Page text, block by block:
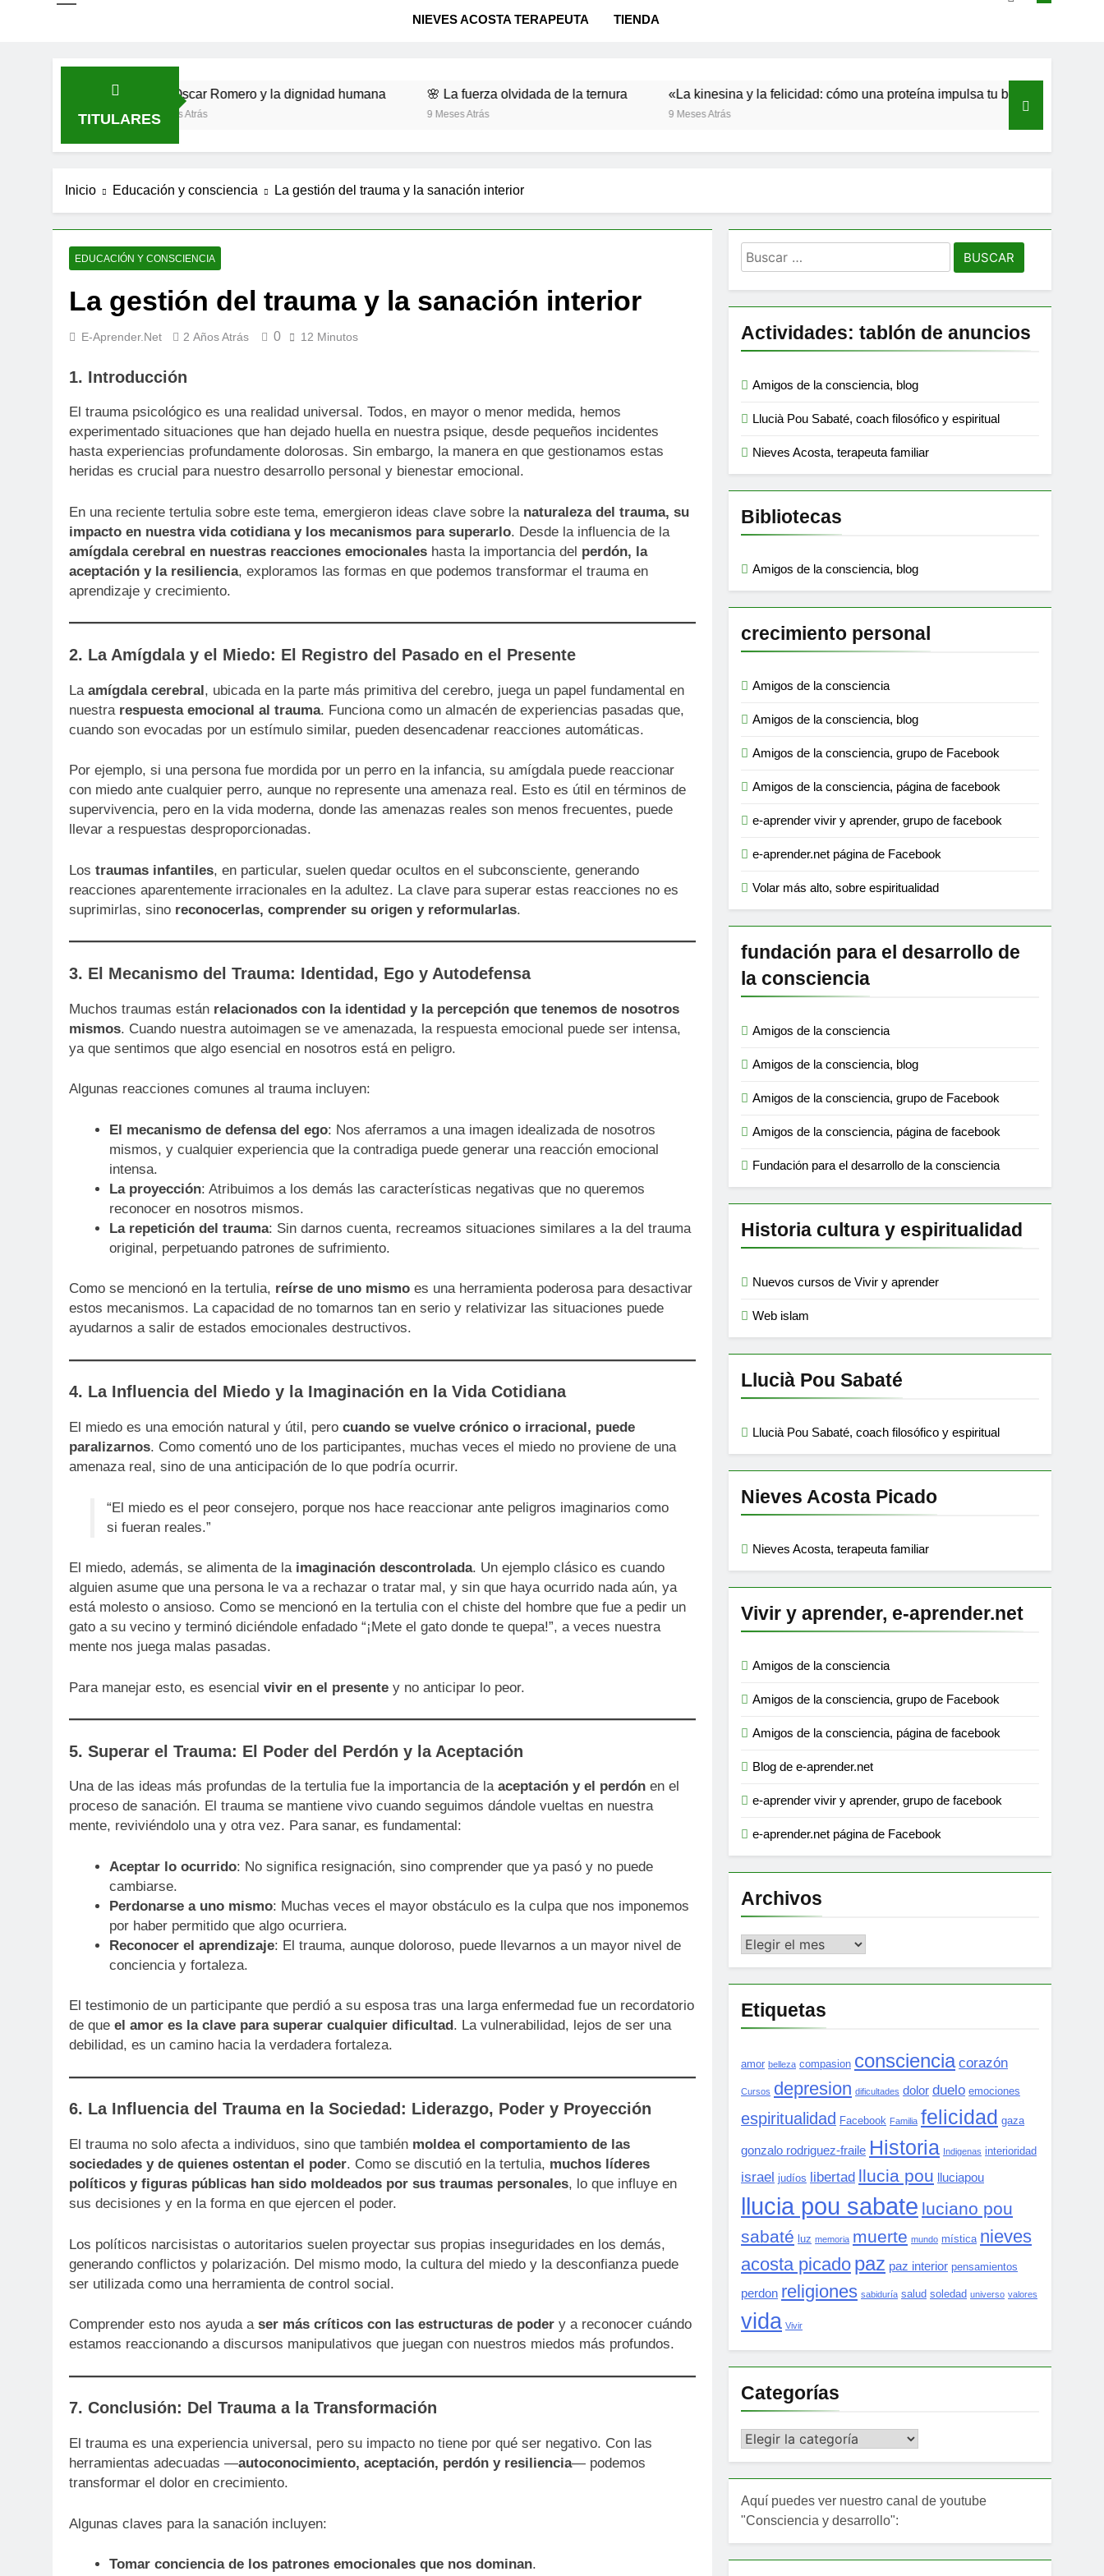
NIEVES ACOSTA TERAPEUTA TIENDA
TITULARES
San Óscar Romero y la dignidad humana
5 Meses Atrás
🌸 La fuerza olvidada de la ternura «La kinesina y la felicidad: cómo una proteína impulsa tu bienestar»
Inicio Educación y consciencia La gestión del trauma y la sanación interior
EDUCACIÓN Y CONSCIENCIA
La gestión del trauma y la sanación interior
E-Aprender.net 2 Años Atrás 0 12 Minutos
1. Introducción
El trauma psicológico es una realidad universal. Todos, en mayor o menor medida, hemos
experimentado situaciones que han dejado huella en nuestra psique, desde pequeños incidentes
hasta experiencias profundamente dolorosas. Sin embargo, la manera en que gestionamos estas
heridas es crucial para nuestro desarrollo personal y bienestar emocional.
En una reciente tertulia sobre este tema, emergieron ideas clave sobre la naturaleza del trauma, su
impacto en nuestra vida cotidiana y los mecanismos para superarlo. Desde la influencia de la
amígdala cerebral en nuestras reacciones emocionales hasta la importancia del perdón, la
aceptación y la resiliencia, exploramos las formas en que podemos transformar el trauma en
aprendizaje y crecimiento.
2. La Amígdala y el Miedo: El Registro del Pasado en el Presente
La amígdala cerebral, ubicada en la parte más primitiva del cerebro, juega un papel fundamental en
nuestra respuesta emocional al trauma. Funciona como un almacén de experiencias pasadas que,
cuando son evocadas por un estímulo similar, pueden desencadenar reacciones automáticas.
Por ejemplo, si una persona fue mordida por un perro en la infancia, su amígdala puede reaccionar
con miedo ante cualquier perro, aunque no represente una amenaza real. Esto es útil en términos de
supervivencia, pero en la vida moderna, donde las amenazas reales son menos frecuentes, puede
llevar a respuestas desproporcionadas.
Los traumas infantiles, en particular, suelen quedar ocultos en el subconsciente, generando
reacciones aparentemente irracionales en la adultez. La clave para superar estas reacciones no es
suprimirlas, sino reconocerlas, comprender su origen y reformularlas.
3. El Mecanismo del Trauma: Identidad, Ego y Autodefensa
Muchos traumas están relacionados con la identidad y la percepción que tenemos de nosotros
mismos. Cuando nuestra autoimagen se ve amenazada, la respuesta emocional puede ser intensa,
ya que sentimos que algo esencial en nosotros está en peligro.
Algunas reacciones comunes al trauma incluyen:
El mecanismo de defensa del ego: Nos aferramos a una imagen idealizada de nosotros
mismos, y cualquier experiencia que la contradiga puede generar una reacción emocional
intensa.
La proyección: Atribuimos a los demás las características negativas que no queremos
reconocer en nosotros mismos.
La repetición del trauma: Sin darnos cuenta, recreamos situaciones similares a la del trauma
original, perpetuando patrones de sufrimiento.
Como se mencionó en la tertulia, reírse de uno mismo es una herramienta poderosa para desactivar
estos mecanismos. La capacidad de no tomarnos tan en serio y relativizar las situaciones puede
ayudarnos a salir de estados emocionales destructivos.
4. La Influencia del Miedo y la Imaginación en la Vida Cotidiana
El miedo es una emoción natural y útil, pero cuando se vuelve crónico o irracional, puede
paralizarnos. Como comentó uno de los participantes, muchas veces el miedo no proviene de una
amenaza real, sino de una anticipación de lo que podría ocurrir.
“El miedo es el peor consejero, porque nos hace reaccionar ante peligros imaginarios como
si fueran reales.”
El miedo, además, se alimenta de la imaginación descontrolada. Un ejemplo clásico es cuando
alguien asume que una persona le va a rechazar o tratar mal, y sin que haya ocurrido nada aún, ya
está molesto o ansioso. Como se mencionó en la tertulia con el chiste del hombre que fue a pedir un
gato a su vecino y terminó diciéndole enfadado “¡Mete el gato donde te quepa!”, a veces nuestra
mente nos juega malas pasadas.
Para manejar esto, es esencial vivir en el presente y no anticipar lo peor.
5. Superar el Trauma: El Poder del Perdón y la Aceptación
Una de las ideas más profundas de la tertulia fue la importancia de la aceptación y el perdón en el
proceso de sanación. El trauma se mantiene vivo cuando seguimos dándole vueltas en nuestra
mente, reviviéndolo una y otra vez. Para sanar, es fundamental:
Aceptar lo ocurrido: No significa resignación, sino comprender que ya pasó y no puede
cambiarse.
Perdonarse a uno mismo: Muchas veces el mayor obstáculo es la culpa que nos imponemos
por haber permitido que algo ocurriera.
Reconocer el aprendizaje: El trauma, aunque doloroso, puede llevarnos a un mayor nivel de
conciencia y fortaleza.
El testimonio de un participante que perdió a su esposa tras una larga enfermedad fue un recordatorio
de que el amor es la clave para superar cualquier dificultad . La vulnerabilidad, lejos de ser una
debilidad, es un camino hacia la verdadera fortaleza.
6. La Influencia del Trauma en la Sociedad: Liderazgo, Poder y Proyección
El trauma no solo afecta a individuos, sino que también moldea el comportamiento de las
sociedades y de quienes ostentan el poder. Como se discutió en la tertulia, muchos líderes
políticos y figuras públicas han sido moldeados por sus traumas personales, lo que influye en
sus decisiones y en la forma en que ejercen el poder.
Los políticos narcisistas o autoritarios suelen proyectar sus propias inseguridades en los demás,
generando conflictos y polarización. Del mismo modo, la cultura del miedo y la desconfianza puede
ser utilizada como una herramienta de control social.
Comprender esto nos ayuda a ser más críticos con las estructuras de poder y a reconocer cuándo
estamos reaccionando a discursos manipulativos que juegan con nuestros miedos más profundos.
7. Conclusión: Del Trauma a la Transformación
El trauma es una experiencia universal, pero su impacto no tiene por qué ser negativo. Con las
herramientas adecuadas —autoconocimiento, aceptación, perdón y resiliencia— podemos
transformar el dolor en crecimiento.
Algunas claves para la sanación incluyen:
Tomar conciencia de los patrones emocionales que nos dominan.
Buscar:
Actividades: tablón de anuncios
Amigos de la consciencia, blog
Llucià Pou Sabaté, coach filosófico y espiritual
Nieves Acosta, terapeuta familiar
Bibliotecas
Amigos de la consciencia, blog
crecimiento personal
Amigos de la consciencia
Amigos de la consciencia, blog
Amigos de la consciencia, grupo de Facebook
Amigos de la consciencia, página de facebook
e-aprender vivir y aprender, grupo de facebook
e-aprender.net página de Facebook
Volar más alto, sobre espiritualidad
fundación para el desarrollo de
la consciencia
Amigos de la consciencia
Amigos de la consciencia, blog
Amigos de la consciencia, grupo de Facebook
Amigos de la consciencia, página de facebook
Fundación para el desarrollo de la consciencia
Historia cultura y espiritualidad
Nuevos cursos de Vivir y aprender
Web islam
Llucià Pou Sabaté
Llucià Pou Sabaté, coach filosófico y espiritual
Nieves Acosta Picado
Nieves Acosta, terapeuta familiar
Vivir y aprender, e-aprender.net
Amigos de la consciencia
Amigos de la consciencia, grupo de Facebook
Amigos de la consciencia, página de facebook
Blog de e-aprender.net
e-aprender vivir y aprender, grupo de facebook
e-aprender.net página de Facebook
Archivos
Archivos
Etiquetas
amor belleza compasion consciencia corazón
Cursos depresion dificultades dolor duelo emociones
espiritualidad Facebook Familia felicidad gaza
gonzalo rodriguez-fraile Historia Indigenas interioridad
israel judíos libertad llucia pou lluciapou
llucia pou sabate luciano pou
sabaté luz memoria muerte mundo mística nieves
acosta picado paz paz interior pensamientos
perdon religiones sabiduría salud soledad universo valores
vida Vivir
Categorías
Categorías
Aquí puedes ver nuestro canal de youtube
"Consciencia y desarrollo":